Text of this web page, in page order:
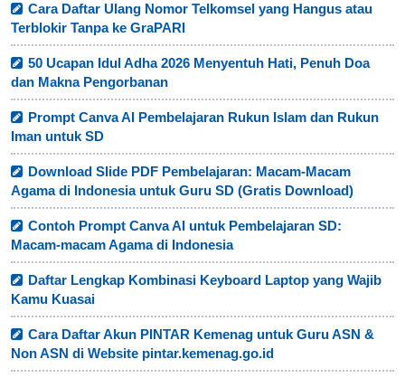
Cara Daftar Ulang Nomor Telkomsel yang Hangus atau
Terblokir Tanpa ke GraPARI
50 Ucapan Idul Adha 2026 Menyentuh Hati, Penuh Doa
dan Makna Pengorbanan
Prompt Canva AI Pembelajaran Rukun Islam dan Rukun
Iman untuk SD
Download Slide PDF Pembelajaran: Macam-Macam
Agama di Indonesia untuk Guru SD (Gratis Download)
Contoh Prompt Canva AI untuk Pembelajaran SD:
Macam-macam Agama di Indonesia
Daftar Lengkap Kombinasi Keyboard Laptop yang Wajib
Kamu Kuasai
Cara Daftar Akun PINTAR Kemenag untuk Guru ASN &
Non ASN di Website pintar.kemenag.go.id